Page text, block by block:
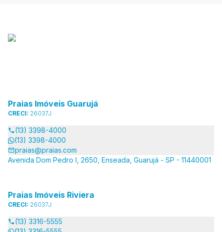
Praias Imóveis Guarujá
CRECI: 26037J
(13) 3398-4000
(13) 3398-4000
praias@praias.com
Avenida Dom Pedro I, 2650, Enseada, Guarujá - SP - 11440001
Praias Imóveis Riviera
CRECI: 26037J
(13) 3316-5555